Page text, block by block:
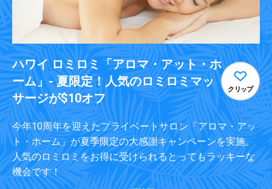
ハワイ ロミロミ「アロマ・アット・ホ
ーム」- 夏限定！人気のロミロミマッ
サージが$10オフ
クリップ
今年10周年を迎えたプライベートサロン「アロマ・アッ
ト・ホーム」が夏季限定の大感謝キャンペーンを実施。
人気のロミロミをお得に受けられるとってもラッキーな
機会です！